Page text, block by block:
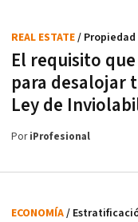
El requisito
para desalojar
Ley de
REAL ESTATE/
PoriProfesional
ECONOMÍA/